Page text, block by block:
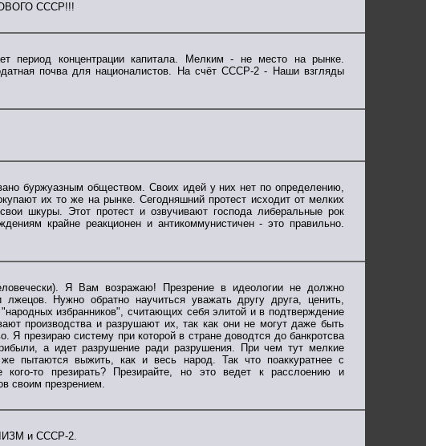
СССР!!!
период концентрации капитала. Мелким - не место на рынке.
почва для националистов. На счёт СССР-2 - Наши взгляды
буржуазным обществом. Своих идей у них нет по определению,
их то же на рынке. Сегодняшний протест исходит от мелких
шкуры. Этот протест и озвучивают господа либеральные рок
крайне реакционен и антикоммунистичен - это правильно.
Я Вам возражаю! Презрение в идеологии не должно
Нужно обратно научиться уважать другу друга, ценить,
избранников", считающих себя элитой и в подтверждение
производства и разрушают их, так как они не могут даже быть
Я презираю систему при которой в стране доводтся до банкротсва
а идет разрушение ради разрушения. При чем тут мелкие
пытаются выжить, как и весь народ. Так что поаккуратнее с
то презирать? Презирайте, но это ведет к расслоению и
своим презрением.
и СССР-2.